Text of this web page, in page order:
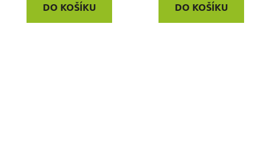
DO KOŠÍKU DO KOŠÍKU